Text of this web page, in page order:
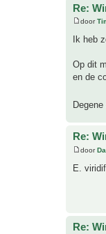
Re:
door
Ik heb
Op dit
en de
Re:
door
E.
Re: